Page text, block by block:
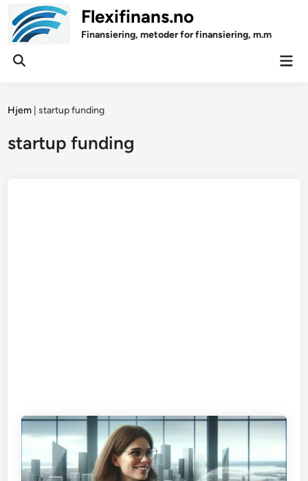
content
Flexifinans.no
Finansiering, metoder for finansiering, m.m
Open
Hjem |startup funding
startup funding